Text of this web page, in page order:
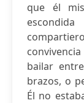
que él
bailar
brazos, o
Él no